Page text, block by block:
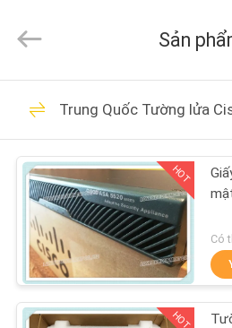
NHÀ
SẢN
PHẨM
VIDEO
VỀ
LonRise
Equipment
All
Reserved.
Module thu
quang
Sản
Trung Quốc Tường lửa
HOT
HOT